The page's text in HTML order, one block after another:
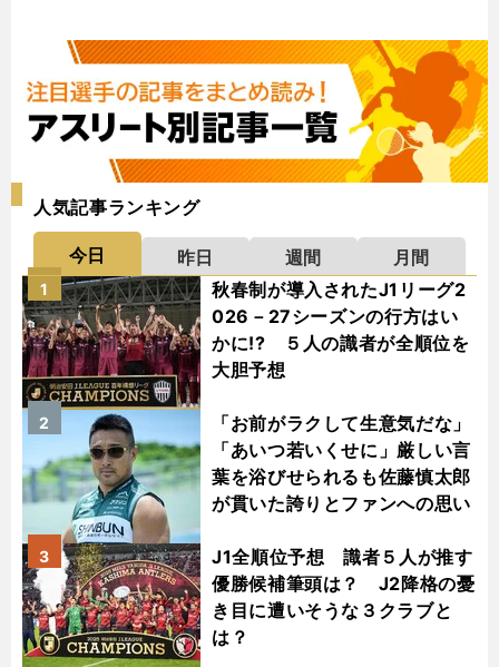
人気記事ランキング
今日 昨日 週間
月間
秋春制が導入されたJ1リーグ2
026－27シーズンの行方はい
かに!? ５人の識者が全順位を
大胆予想
1
「お前がラクして生意気だな」
「あいつ若いくせに」厳しい言
葉を浴びせられるも佐藤慎太郎
が貫いた誇りとファンへの思い
2
J1全順位予想 識者５人が推す
優勝候補筆頭は？ J2降格の憂
き目に遭いそうな３クラブと
は？
3